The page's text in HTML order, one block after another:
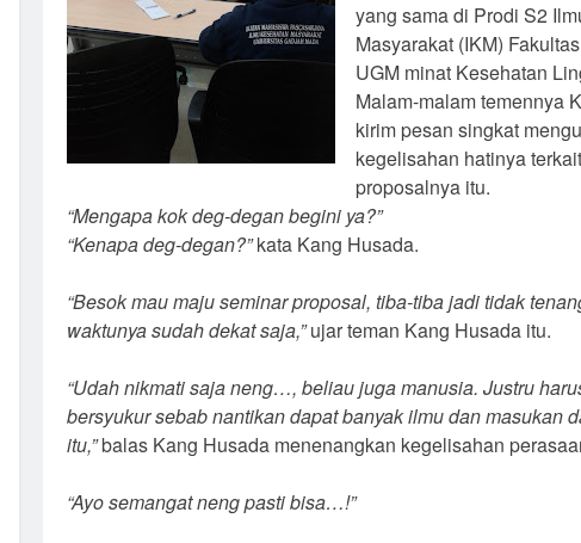
yang sama di Prodi S2
Masyarakat (IKM)
UGM minat Kesehatan
Malam-malam temennya
kirim pesan singkat
kegelisahan hatinya
proposalnya itu.
“Mengapa kok deg-degan begini ya?”
“Kenapa deg-degan?”kata Kang Husada.
“Besok mau maju seminar proposal, tiba-tiba jadi tidak
waktunya sudah dekat saja,”ujar teman Kang Husada itu.
“Udah nikmati saja neng…, beliau juga manusia. Justru
bersyukur sebab nantikan dapat banyak ilmu dan masukan
itu,”balas Kang Husada menenangkan kegelisahan
“Ayo semangat neng pasti bisa…!”